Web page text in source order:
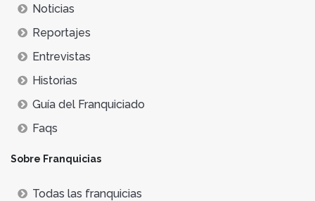
Noticias
Reportajes
Entrevistas
Historias
Guía del Franquiciado
Faqs
Sobre Franquicias
Todas las franquicias